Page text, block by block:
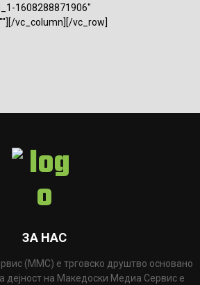
1608288871906"
vc_column][/vc_row]
ЗА НАС
(ММС) е трговско друштво основано
дејност на Македоски Медиа Сервис е